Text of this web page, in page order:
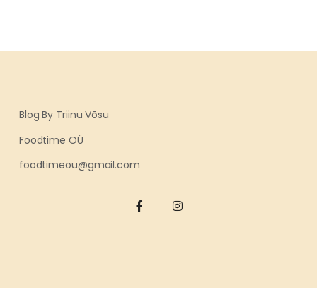
Blog By Triinu Võsu
Foodtime OÜ
foodtimeou@gmail.com